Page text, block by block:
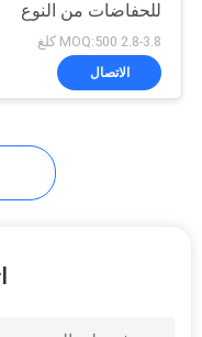
للحفاضات من النوع
المفتوح للبالغين
2.8-3.8 MOQ:500 كلغ
الاتصال